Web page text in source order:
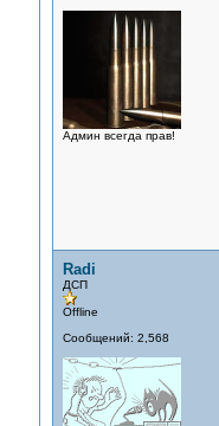
Админ всегда прав!
Radi
ДСП
Offline
Сообщений: 2,568